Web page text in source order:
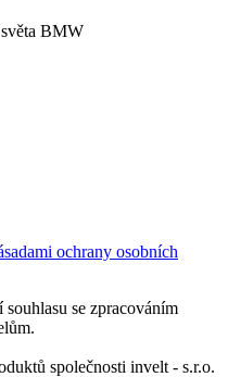
BMW
ochrany osobních
se zpracováním
společnosti invelt - s.r.o.